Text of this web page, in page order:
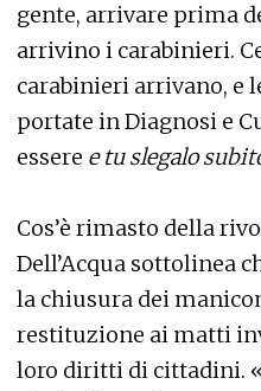
gente, arrivare prima
arrivino i carabinieri.
carabinieri arrivano, e
portate in Diagnosi e
essere e tu slegalo
Cos’è rimasto della
Dell’Acqua sottolinea
la chiusura dei
restituzione ai matti
loro diritti di cittadini.